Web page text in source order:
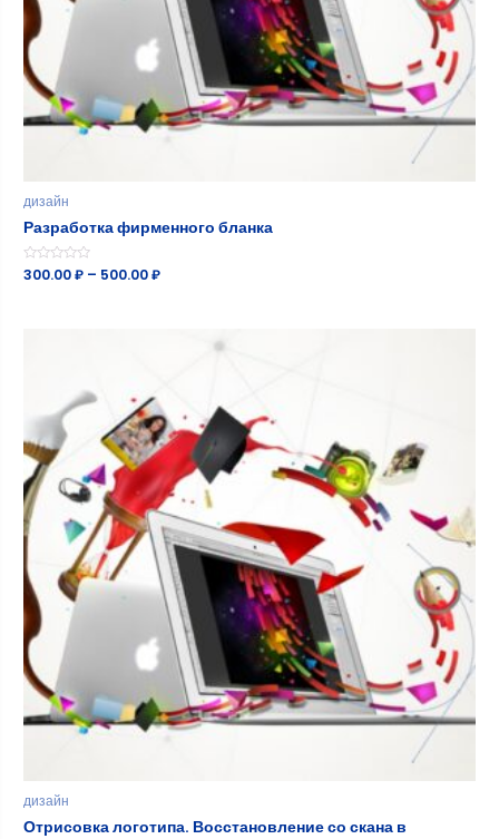
дизайн
Разработка фирменного бланка
Оценка
0
300.00₽ – 500.00₽
дизайн
Отрисовка логотипа. Восстановление со скана в